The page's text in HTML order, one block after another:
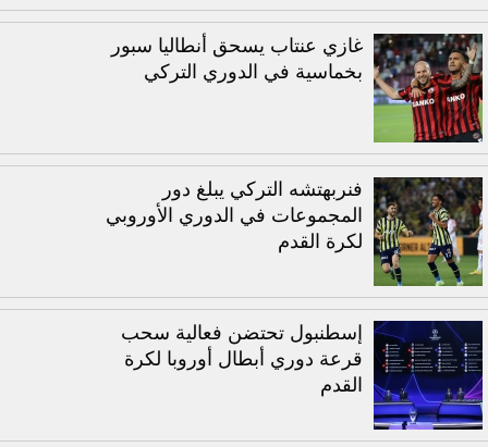
غازي عنتاب يسحق أنطاليا سبور
بخماسية في الدوري التركي
فنربهتشه التركي يبلغ دور
المجموعات في الدوري الأوروبي
لكرة القدم
إسطنبول تحتضن فعالية سحب
قرعة دوري أبطال أوروبا لكرة
القدم